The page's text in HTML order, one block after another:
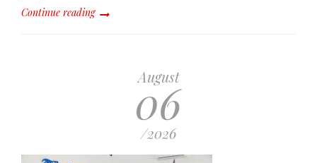
Continue reading
August
06
/2026